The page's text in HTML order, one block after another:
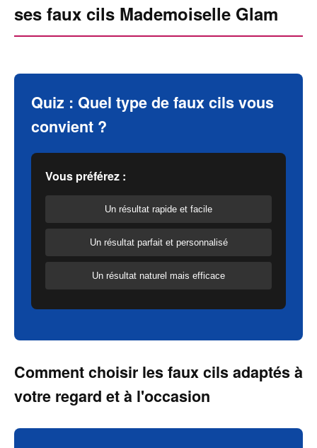
ses faux cils Mademoiselle Glam
Quiz : Quel type de faux cils vous
convient ?
Vous préférez :
Un résultat rapide et facile
Un résultat parfait et personnalisé
Un résultat naturel mais efficace
Comment choisir les faux cils adaptés à
votre regard et à l'occasion